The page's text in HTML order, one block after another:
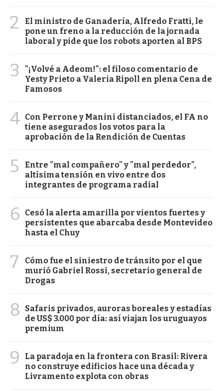
2
El ministro de Ganadería, Alfredo Fratti, le
pone un freno a la reducción de la jornada
laboral y pide que los robots aporten al BPS
3
"¡Volvé a Adeom!": el filoso comentario de
Yesty Prieto a Valeria Ripoll en plena Cena de
Famosos
4 Con Perrone y Manini distanciados, el FA no
tiene asegurados los votos para la
aprobación de la Rendición de Cuentas
5
Entre "mal compañero" y "mal perdedor",
altísima tensión en vivo entre dos
integrantes de programa radial
6
Cesó la alerta amarilla por vientos fuertes y
persistentes que abarcaba desde Montevideo
hasta el Chuy
7
Cómo fue el siniestro de tránsito por el que
murió Gabriel Rossi, secretario general de
Drogas
8
Safaris privados, auroras boreales y estadías
de US$ 3.000 por día: así viajan los uruguayos
premium
9
La paradoja en la frontera con Brasil: Rivera
no construye edificios hace una década y
Livramento explota con obras